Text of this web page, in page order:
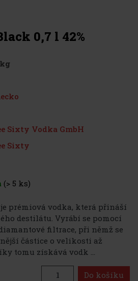
0,7 l 42%
Sixty Vodka GmbH
Sixty
(> 5 ks)
prémiová vodka, která přináší
destilátu. Vyrábí se pomocí
filtrace, při němž se
částice o velikosti až
tomu získává vodk ...
Do košíku